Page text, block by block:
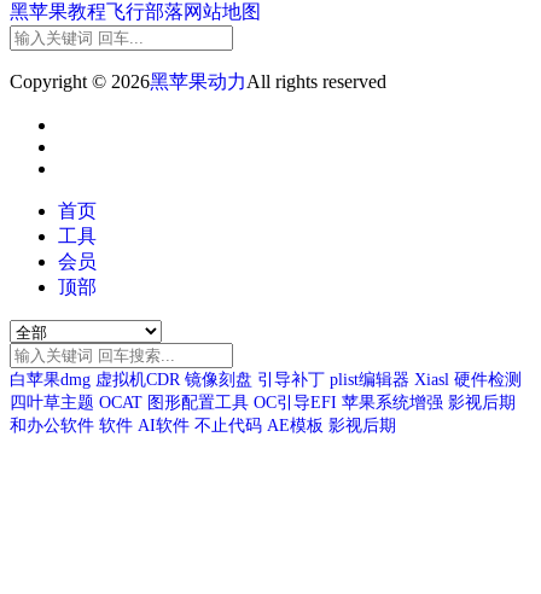
黑苹果教程飞行部落网站地图
Copyright © 2026黑苹果动力All rights reserved
首页
工具
会员
顶部
白苹果dmg 虚拟机CDR 镜像刻盘 引导补丁 plist编辑器 Xiasl 硬件检测
四叶草主题 OCAT 图形配置工具 OC引导EFI 苹果系统增强 影视后期
和办公软件 软件 AI软件 不止代码 AE模板 影视后期